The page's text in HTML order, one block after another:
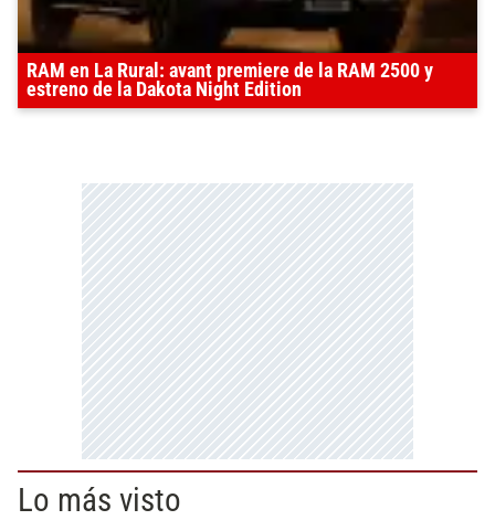
RAM en La Rural: avant premiere de la RAM 2500 y
estreno de la Dakota Night Edition
Lo más visto